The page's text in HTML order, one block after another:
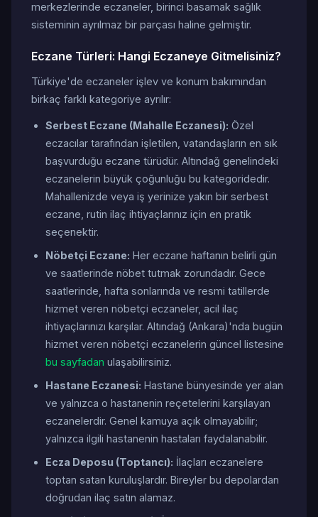
merkezlerinde eczaneler, birinci basamak sağlık
sisteminin ayrılmaz bir parçası haline gelmiştir.
Eczane Türleri: Hangi Eczaneye Gitmelisiniz?
Türkiye'de eczaneler işlev ve konum bakımından
birkaç farklı kategoriye ayrılır:
Serbest Eczane (Mahalle Eczanesi): Özel
eczacılar tarafından işletilen, vatandaşların en sık
başvurduğu eczane türüdür. Altındağ genelindeki
eczanelerin büyük çoğunluğu bu kategoridedir.
Mahallenizde veya iş yerinize yakın bir serbest
eczane, rutin ilaç ihtiyaçlarınız için en pratik
seçenektir.
Nöbetçi Eczane: Her eczane haftanın belirli gün
ve saatlerinde nöbet tutmak zorundadır. Gece
saatlerinde, hafta sonlarında ve resmi tatillerde
hizmet veren nöbetçi eczaneler, acil ilaç
ihtiyaçlarınızı karşılar. Altındağ (Ankara)'nda bugün
hizmet veren nöbetçi eczanelerin güncel listesine
bu sayfadan ulaşabilirsiniz.
Hastane Eczanesi: Hastane bünyesinde yer alan
ve yalnızca o hastanenin reçetelerini karşılayan
eczanelerdir. Genel kamuya açık olmayabilir;
yalnızca ilgili hastanenin hastaları faydalanabilir.
Ecza Deposu (Toptancı): İlaçları eczanelere
toptan satan kuruluşlardır. Bireyler bu depolardan
doğrudan ilaç satın alamaz.